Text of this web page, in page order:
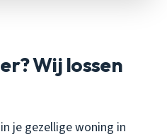
Wij lossen
je gezellige woning in